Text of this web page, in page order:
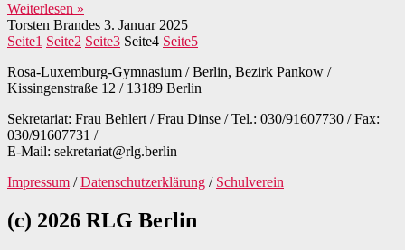
Weiterlesen »
Torsten Brandes 3. Januar 2025
Seite1 Seite2 Seite3 Seite4 Seite5
Rosa-Luxemburg-Gymnasium / Berlin, Bezirk Pankow /
Kissingenstraße 12 / 13189 Berlin
Sekretariat: Frau Behlert / Frau Dinse / Tel.: 030/91607730 / Fax:
030/91607731 /
E-Mail: sekretariat@rlg.berlin
Impressum /Datenschutzerklärung / Schulverein
(c) 2026 RLG Berlin